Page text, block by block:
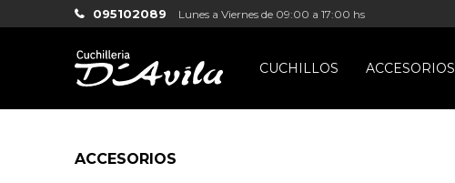
CUCHILLOS ACCESORIOS
095102089 Lunes a Viernes de 09:00 a 17:00 hs
ACCESORIOS